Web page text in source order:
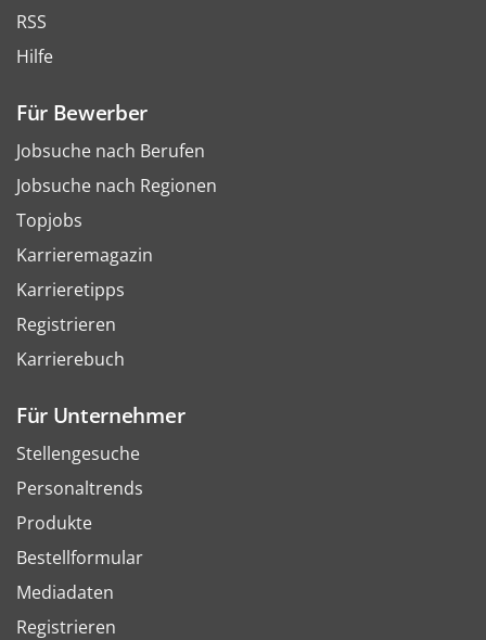
RSS
Hilfe
Für Bewerber
Jobsuche nach Berufen
Jobsuche nach Regionen
Topjobs
Karrieremagazin
Karrieretipps
Registrieren
Karrierebuch
Für Unternehmer
Stellengesuche
Personaltrends
Produkte
Bestellformular
Mediadaten
Registrieren